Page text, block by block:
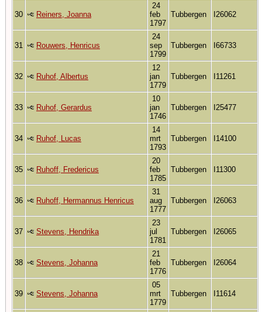
30 Reiners, Joanna
24
feb
1797
Tubbergen I26062
31 Rouwers, Henricus
24
sep
1799
Tubbergen I66733
32 Ruhof, Albertus
12
jan
1779
Tubbergen I11261
33 Ruhof, Gerardus
10
jan
1746
Tubbergen I25477
34 Ruhof, Lucas
14
mrt
1793
Tubbergen I14100
35 Ruhoff, Fredericus
20
feb
1785
Tubbergen I11300
36 Ruhoff, Hermannus Henricus
31
aug
1777
Tubbergen I26063
37 Stevens, Hendrika
23
jul
1781
Tubbergen I26065
38 Stevens, Johanna
21
feb
1776
Tubbergen I26064
39 Stevens, Johanna
05
mrt
1779
Tubbergen I11614